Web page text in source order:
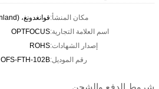
مكان المنشأ:قوانغدونغ، China(mainland)
اسم العلامة التجارية:OPTFOCUS
إصدار الشهادات:ROHS
رقم الموديل:OFS-FTH-102B
شروط الدفع والشحن